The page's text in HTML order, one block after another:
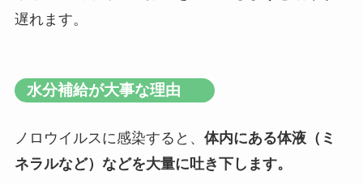
遅れます。
水分補給が大事な理由
ノロウイルスに感染すると、 体内にある体液（ミ
ネラルなど）などを大量に吐き下します。